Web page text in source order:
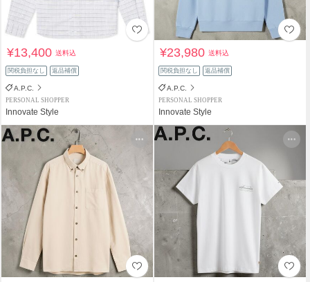
¥13,400送料込
関税負担なし 返品補償
A.P.C.
PERSONAL SHOPPER
Innovate Style
¥23,980送料込
関税負担なし 返品補償
A.P.C.
PERSONAL SHOPPER
Innovate Style